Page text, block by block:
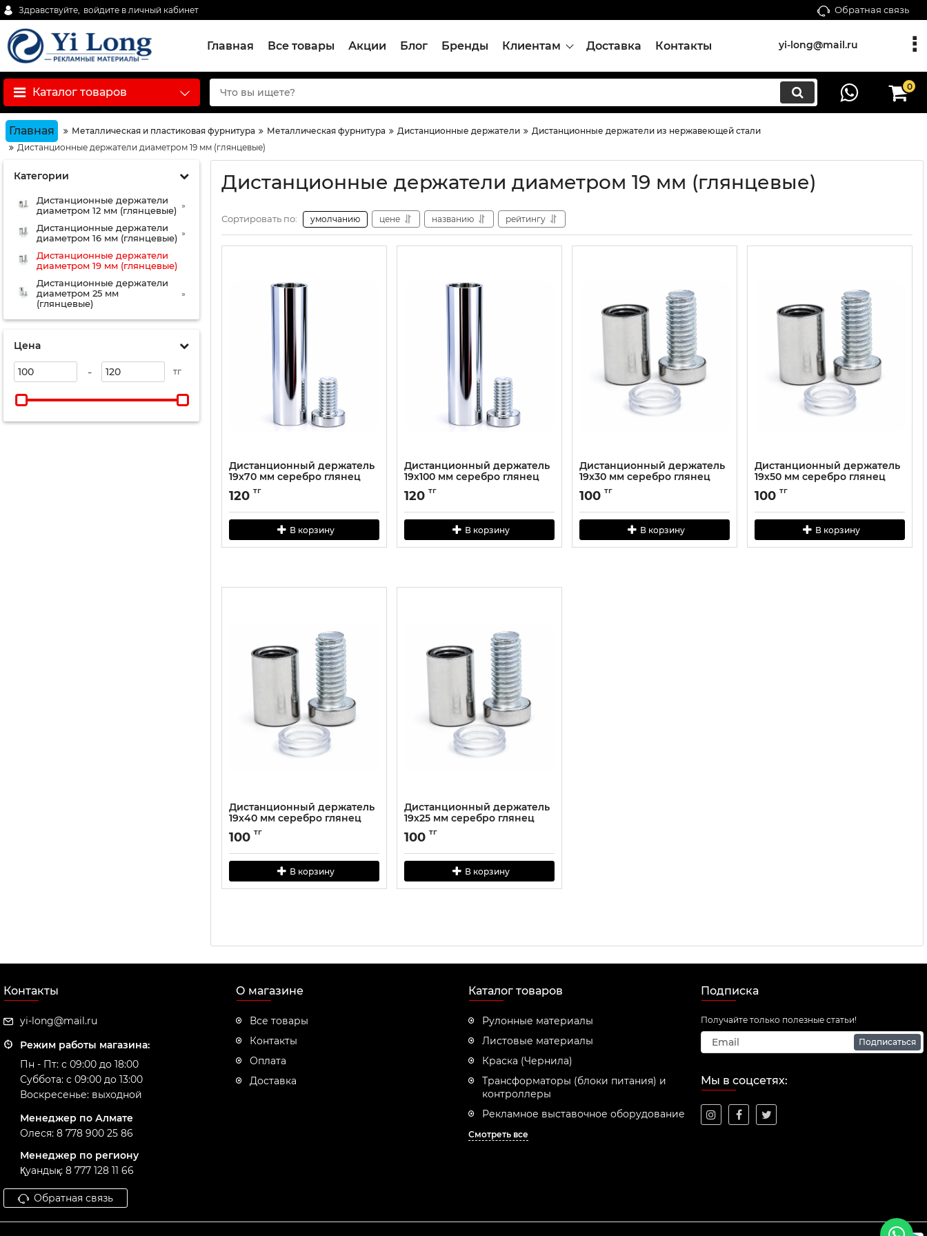
Здравствуйте, войдите в личный кабинет Обратная связь
Главная Все товары Акции Блог Бренды Клиентам Доставка Контакты yi-long@mail.ru
Каталог товаров 0
Главная Металлическая и пластиковая фурнитура Металлическая фурнитура Дистанционные держатели
Дистанционные держатели из нержавеющей стали
Дистанционные держатели диаметром 19 мм (глянцевые)
Категории
Дистанционные держатели
диаметром 12 мм (глянцевые)
Дистанционные держатели
диаметром 16 мм (глянцевые)
Дистанционные держатели
диаметром 19 мм (глянцевые)
Дистанционные держатели
диаметром 25 мм
(глянцевые)
Цена
- тг
Дистанционные держатели диаметром 19 мм (глянцевые)
Сортировать по: умолчанию цене названию рейтингу
Дистанционный держатель
19х70 мм серебро глянец
120 тг
В корзину
Дистанционный держатель
19х100 мм серебро глянец
120 тг
В корзину
Дистанционный держатель
19х30 мм серебро глянец
100 тг
В корзину
Дистанционный держатель
19х50 мм серебро глянец
100 тг
В корзину
Дистанционный держатель
19х40 мм серебро глянец
100 тг
В корзину
Дистанционный держатель
19х25 мм серебро глянец
100 тг
В корзину
Контакты
yi-long@mail.ru
Режим работы магазина:
Пн - Пт: с 09:00 до 18:00
Суббота: с 09:00 до 13:00
Воскресенье: выходной
Менеджер по Алмате
Олеся: 8 778 900 25 86
Менеджер по региону
Қуандық: 8 777 128 11 66
Обратная связь
О магазине
Все товары
Контакты
Оплата
Доставка
Каталог товаров
Рулонные материалы
Листовые материалы
Краска (Чернила)
Трансформаторы (блоки питания) и
контроллеры
Рекламное выставочное оборудование
Смотреть все
Подписка
Получайте только полезные статьи!
Подписаться
Мы в соцсетях: